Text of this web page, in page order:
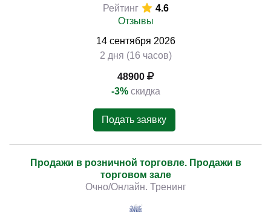
Рейтинг
4.6
Отзывы
14 сентября 2026
2 дня (16 часов)
48900
-3% скидка
Подать заявку
Продажи в розничной торговле. Продажи в
торговом зале
Очно/Онлайн. Тренинг